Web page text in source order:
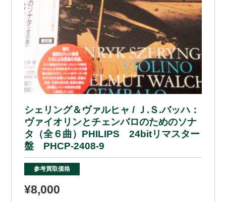
シェリング＆ヴァルヒャ / Ｊ.Ｓ.バッハ：
ヴァイオリンとチェンバロのためのソナ
タ（全６曲）PHILIPS 24bitリマスター
盤 PHCP-2408-9
参考買取価格
¥8,000